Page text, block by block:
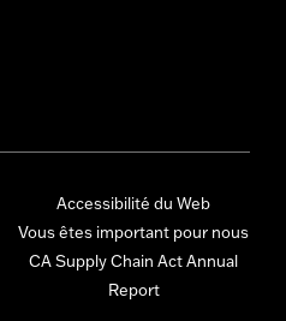
Accessibilité du Web
Vous êtes important pour nous
CA Supply Chain Act Annual
Report